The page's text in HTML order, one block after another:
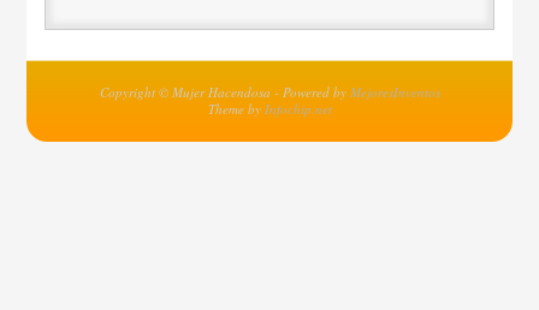
Copyright © Mujer Hacendosa - Powered by MejoresInventos
Theme by Infochip.net